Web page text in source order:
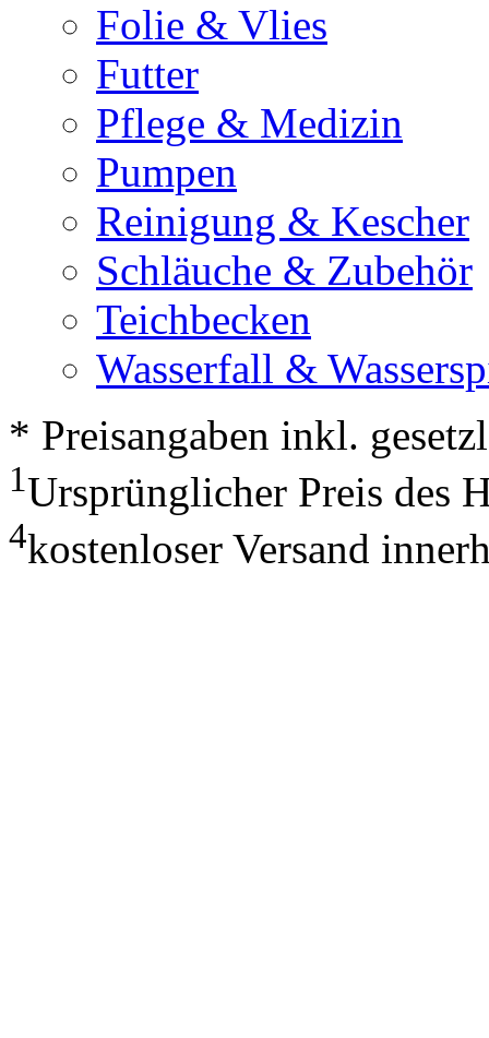
Folie & Vlies
Futter
Pflege & Medizin
Pumpen
Reinigung & Kescher
Schläuche & Zubehör
Teichbecken
Wasserfall &
* Preisangaben inkl.
1Ursprünglicher Preis des
4kostenloser Versand